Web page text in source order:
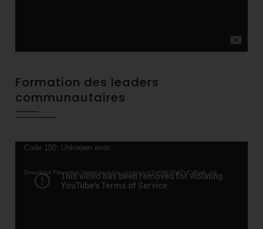
Formation des leaders
communautaires
Video
Code 150: Unknown error.
Download File: https://www.youtube.com/watch?v=WUjTW7nCxEw&_=4